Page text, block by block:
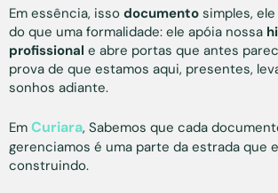
Em essência, isso documento simples,
do que uma formalidade: ele apóia nossa
profissional e abre portas que antes
prova de que estamos aqui, presentes,
sonhos adiante.
Em Curiara, Sabemos que cada
gerenciamos é uma parte da estrada que
construindo.